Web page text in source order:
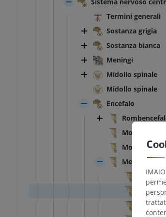
Termini generali
Sostanza grigia
Sostanza bianca
Meningi
Midollo spinale
Midollo spinale
Encefalo
Morfologia
Morfologia
Mesencefalo
Fossa
Solco